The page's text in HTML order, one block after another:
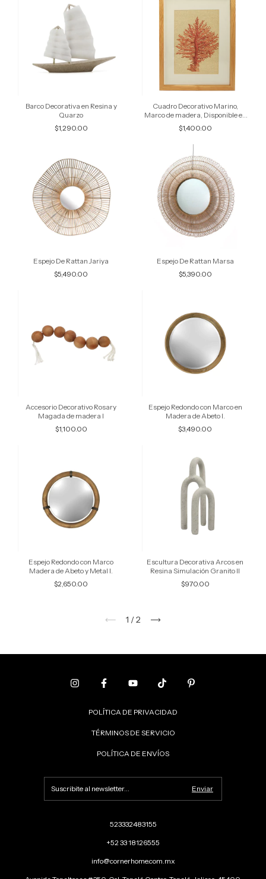
Barco Decorativa en Resina y
Quarzo
$1,290.00
Cuadro Decorativo Marino,
Marco de madera, Disponible en
2 modelos
$1,400.00
Espejo De Rattan Jariya
$5,490.00
Espejo De Rattan Marsa
$5,390.00
Accesorio Decorativo Rosary
Magada de madera I
$1,100.00
Espejo Redondo con Marco en
Madera de Abeto I.
$3,490.00
Espejo Redondo con Marco
Madera de Abeto y Metal I.
$2,650.00
Escultura Decorativa Arcos en
Resina Simulación Granito II
$970.00
1 /2
POLÍTICA DE PRIVACIDAD
TÉRMINOS DE SERVICIO
POLÍTICA DE ENVÍOS
523332483155
+52 33 18126555
info@cornerhome.com.mx